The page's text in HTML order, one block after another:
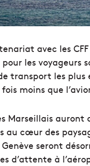
avec les
les voyageurs
transport les
moins que
Marseillais auront
au cœur des
seront
d’attente à